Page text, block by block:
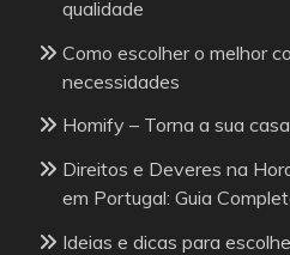
qualidade
Como escolher o melhor
necessidades
Homify – Torna a sua
Direitos e Deveres na
em Portugal: Guia
Ideias e dicas para